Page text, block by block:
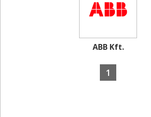
ABB Kft.
1